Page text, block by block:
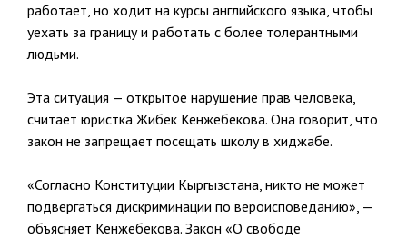
работает, но ходит на курсы английского языка, чтобы
уехать за границу и работать с более толерантными
людьми.
Эта ситуация — открытое нарушение прав человека,
считает юристка Жибек Кенжебекова. Она говорит, что
закон не запрещает посещать школу в хиджабе.
«Согласно Конституции Кыргызстана, никто не может
подвергаться дискриминации по вероисповеданию», —
объясняет Кенжебекова. Закон «О свободе